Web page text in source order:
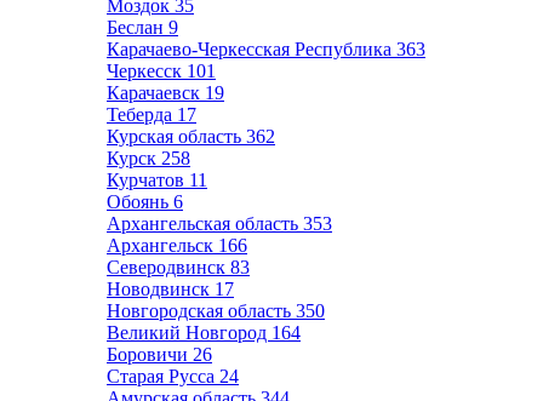
Моздок 35
Беслан 9
Карачаево-Черкесская Республика 363
Черкесск 101
Карачаевск 19
Теберда 17
Курская область 362
Курск 258
Курчатов 11
Обоянь 6
Архангельская область 353
Архангельск 166
Северодвинск 83
Новодвинск 17
Новгородская область 350
Великий Новгород 164
Боровичи 26
Старая Русса 24